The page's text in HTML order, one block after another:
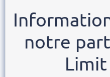
notre
Limit